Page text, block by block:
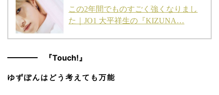
この2年間でものすごく強くなりまし
た｜JO1 大平祥生の『KIZUNA…
『Touch!』
ゆずぽんはどう考えても万能